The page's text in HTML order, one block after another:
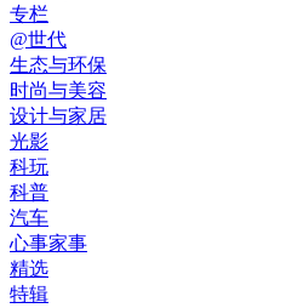
专栏
@世代
生态与环保
时尚与美容
设计与家居
光影
科玩
科普
汽车
心事家事
精选
特辑